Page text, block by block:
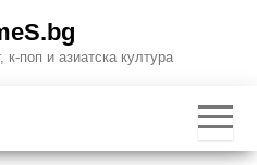
поп и азиатска култура